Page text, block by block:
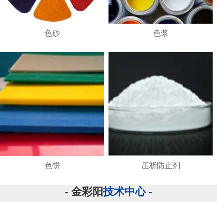
色砂 色浆
色饼 压析防止剂
- 金彩阳技术中心-